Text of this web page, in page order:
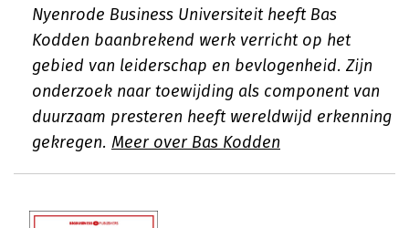
Nyenrode Business Universiteit heeft Bas
Kodden baanbrekend werk verricht op het
gebied van leiderschap en bevlogenheid. Zijn
onderzoek naar toewijding als component van
duurzaam presteren heeft wereldwijd erkenning
gekregen. Meer over Bas Kodden